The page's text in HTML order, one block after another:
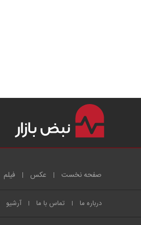
صفحه نخست عکس فیلم
درباره ما تماس با ما آرشیو